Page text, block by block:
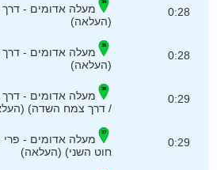
0:28
מעלה אדומים - דרך
(העלאה)
0:28
(העלאה)
0:29
מעלה אדומים -
/ דרך צמח השדה)
0:29
חוט השני) (העלאה)